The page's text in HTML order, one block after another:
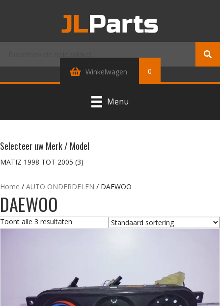
Winkelwagen 0
Menu
Selecteer uw Merk / Model
MATIZ 1998 TOT 2005 (3)
Home / AUTO ONDERDELEN / DAEWOO
DAEWOO
Toont alle 3 resultaten